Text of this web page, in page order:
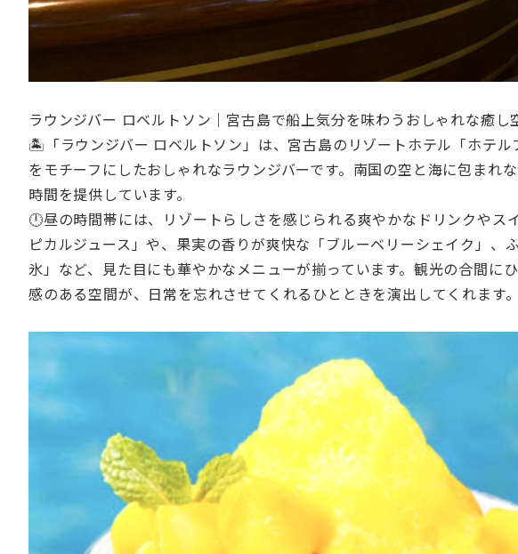
ラウンジバー ロベルトソン｜宮古島で船上気分を味わうおしゃれな癒し
🏝️「ラウンジバー ロベルトソン」は、宮古島のリゾートホテル「ホテ
をモチーフにしたおしゃれなラウンジバーです。南国の空と海に包まれ
時間を提供しています。
🕛昼の時間帯には、リゾートらしさを感じられる爽やかなドリンクや
ピカルジュース」や、果実の香りが爽快な「ブルーベリーシェイク」、
氷」など、見た目にも華やかなメニューが揃っています。観光の合間に
感のある空間が、日常を忘れさせてくれるひとときを演出してくれます。